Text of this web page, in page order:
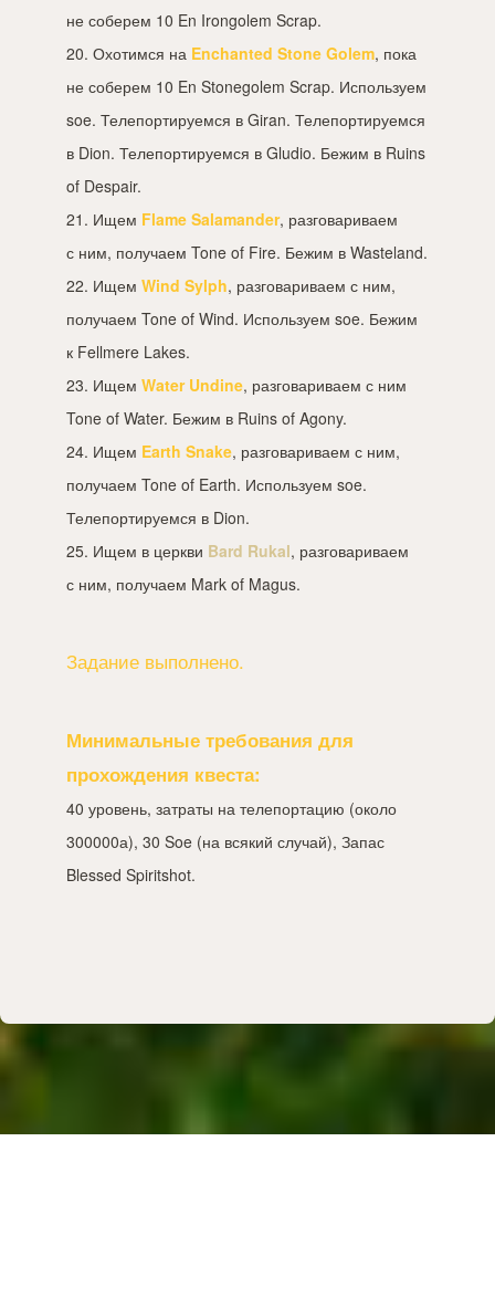
не соберем 10 En Irongolem Scrap.
20. Охотимся на Enchanted Stone Golem, пока
не соберем 10 En Stonegolem Scrap. Используем
soe. Телепортируемся в Giran. Телепортируемся
в Dion. Телепортируемся в Gludio. Бежим в Ruins
of Despair.
21. Ищем Flame Salamander, разговариваем
с ним, получаем Tone of Fire. Бежим в Wasteland.
22. Ищем Wind Sylph, разговариваем с ним,
получаем Tone of Wind. Используем soe. Бежим
к Fellmere Lakes.
23. Ищем Water Undine, разговариваем с ним
Tone of Water. Бежим в Ruins of Agony.
24. Ищем Earth Snake, разговариваем с ним,
получаем Tone of Earth. Используем soe.
Телепортируемся в Dion.
25. Ищем в церкви Bard Rukal, разговариваем
с ним, получаем Mark of Magus.
Задание выполнено.
Минимальные требования для
прохождения квеста:
40 уровень, затраты на телепортацию (около
300000а), 30 Soe (на всякий случай), Запас
Blessed Spiritshot.